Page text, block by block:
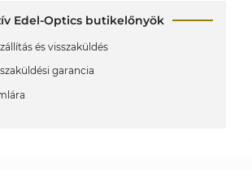
Edel-Optics butikelőnyök
és visszaküldés
garancia